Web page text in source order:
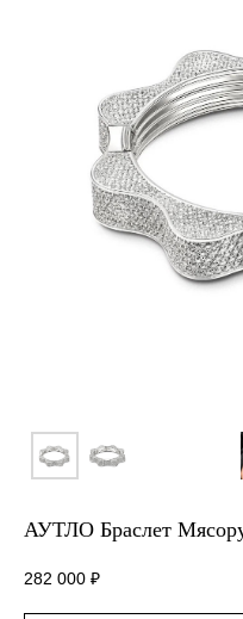
АУТЛО Браслет
282 000 ₽